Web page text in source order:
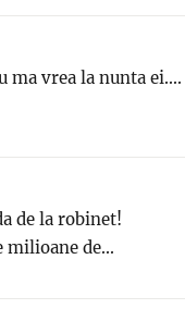
ma vrea la nunta ei....
de la robinet!
milioane de...